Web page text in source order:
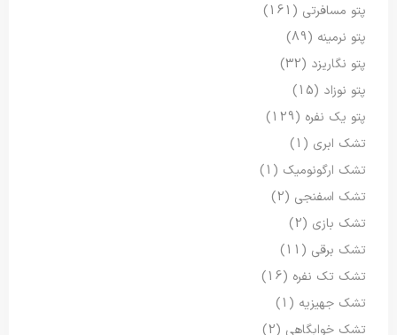
پتو مسافرتی (161)
پتو نرمینه (89)
پتو نگاریزد (32)
پتو نوزاد (15)
پتو یک نفره (129)
تشک ابری (1)
تشک ارگونومیک (1)
تشک اسفنجی (2)
تشک بازی (2)
تشک برقی (11)
تشک تک نفره (16)
تشک جهیزیه (1)
تشک خوابگاهی (2)